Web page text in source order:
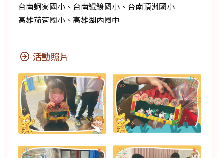
台南蚵寮國小、台南鯤鯓國小、台南頂洲國小
高雄茄萣國小、高雄湖內國中
活動照片